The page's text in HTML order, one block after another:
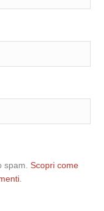
spam.Scopri come